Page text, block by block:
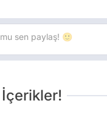
İçerikler!